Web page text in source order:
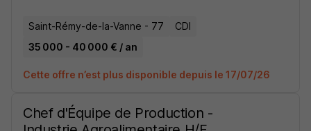
Saint-Rémy-de-la-Vanne - 77
CDI
35 000 - 40 000 € / an
Cette offre n’est plus disponible depuis le 17/07/26
Chef d'Équipe de Production -